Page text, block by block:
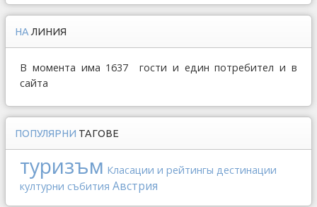
НА ЛИНИЯ
В момента има 1637 гости и един потребител и в
сайта
ПОПУЛЯРНИ ТАГОВЕ
туризъм Класации и рейтингы дестинации
културни събития Австрия